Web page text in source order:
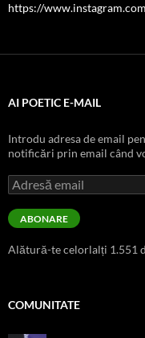
https://
AI POETIC E-MAIL
Introdu adresa de email
notificări prin email când
Adresă
email
ABONARE
Alătură-te celorlalți 1.551
COMUNITATE